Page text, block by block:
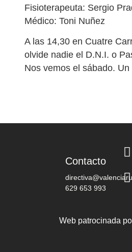
Fisioterapeuta: Sergio
Médico: Toni Nuñez
A las 14,30 en Cuatre
olvide nadie el D.N.I. o
Nos vemos el sábado. Un
Contacto
629 653 993
Web patrocinada